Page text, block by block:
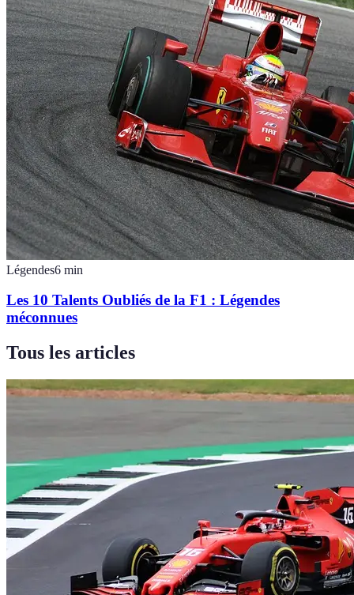
Légendes6 min
Les 10 Talents Oubliés de la F1 : Légendes
méconnues
Tous les articles